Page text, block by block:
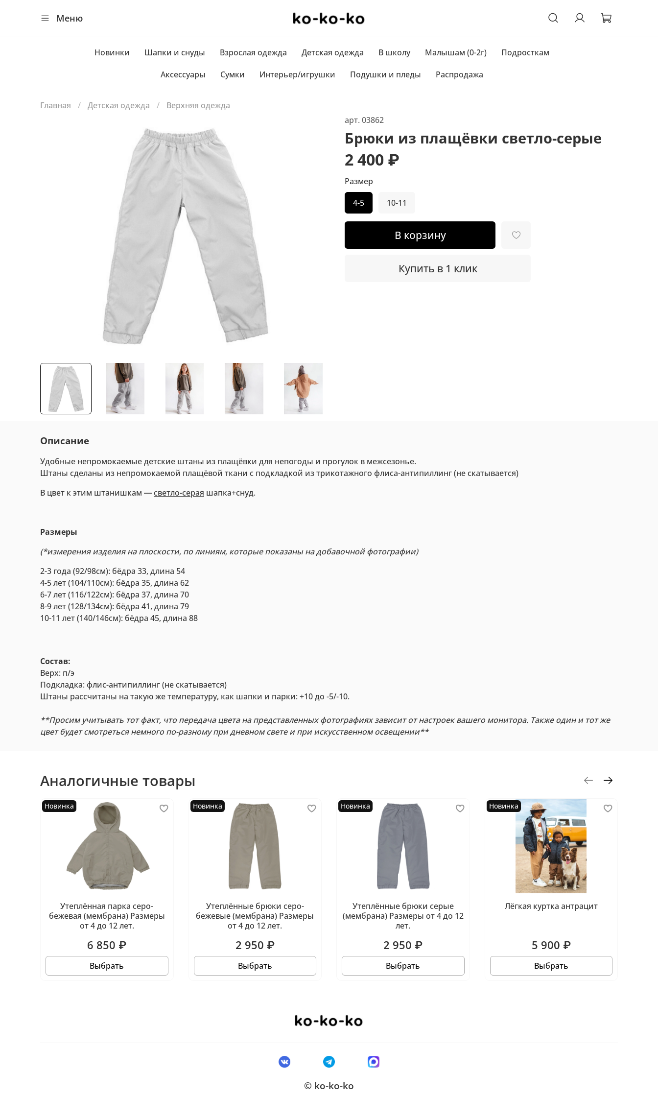
Меню
Новинки Шапки и снуды Взрослая одежда Детская одежда В школу Малышам (0-2г) Подросткам
Аксессуары Сумки Интерьер/игрушки Подушки и пледы Распродажа
Главная Детская одежда
Верхняя одежда
арт. 03862
Брюки из плащёвки светло-серые
2 400 ₽
В корзину
Купить в 1 клик
Размер
4-5
10-11
Описание
Удобные непромокаемые детские штаны из плащёвки для непогоды и прогулок в межсезонье.
Штаны сделаны из непромокаемой плащёвой ткани с подкладкой из трикотажного флиса-антипиллинг (не скатывается)
В цвет к этим штанишкам ―светло-серая шапка+снуд.
Размеры
(*измерения изделия на плоскости, по линиям, которые показаны на добавочной фотографии)
2-3 года (92/98см): бёдра 33, длина 54
4-5 лет (104/110см): бёдра 35, длина 62
6-7 лет (116/122см): бёдра 37, длина 70
8-9 лет (128/134см): бёдра 41, длина 79
10-11 лет (140/146см): бёдра 45, длина 88
Состав:
Верх: п/э
Подкладка: флис-антипиллинг (не скатывается)
Штаны рассчитаны на такую же температуру, как шапки и парки: +10 до -5/-10.
**Просим учитывать тот факт, что передача цвета на представленных фотографиях зависит от настроек вашего монитора. Также один и тот же
цвет будет смотреться немного по-разному при дневном свете и при искусственном освещении**
Аналогичные товары
Новинка
Утеплённая парка серо-
бежевая (мембрана) Размеры
от 4 до 12 лет.
6 850 ₽
Выбрать
Новинка
Утеплённые брюки серо-
бежевые (мембрана) Размеры
от 4 до 12 лет.
2 950 ₽
Выбрать
Новинка
Утеплённые брюки серые
(мембрана) Размеры от 4 до 12
лет.
2 950 ₽
Выбрать
Новинка
Лёгкая куртка антрацит
5 900 ₽
Выбрать
© ko-ko-ko